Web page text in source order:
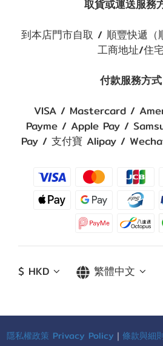
取貨或運送服務
到本店門市自取 / 順豐快遞
工商地址/住宅
付款服務方式
VISA / Mastercard /
Payme / Apple Pay /
Pay / 支付寶 Alipay /
$ HKD 繁體中文
隱私權政策 Privacy Policy ｜ 條款與